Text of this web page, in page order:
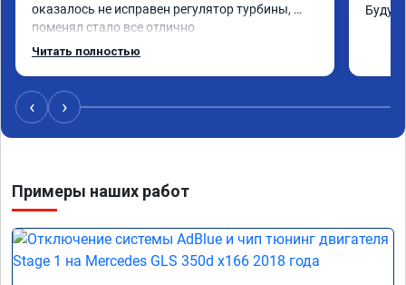
оказалось не исправен регулятор турбины,
поменял стало все отлично
Читать полностью
Буду
‹ ›
Примеры наших работ